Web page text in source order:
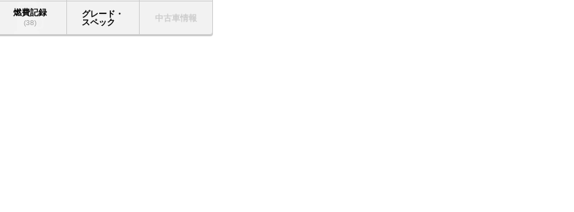
燃費記録
(38)
グレード・
スペック
中古車情報